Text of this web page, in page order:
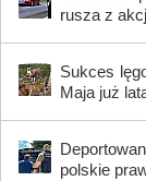
rusza z
Sukces
Maja już
polskie